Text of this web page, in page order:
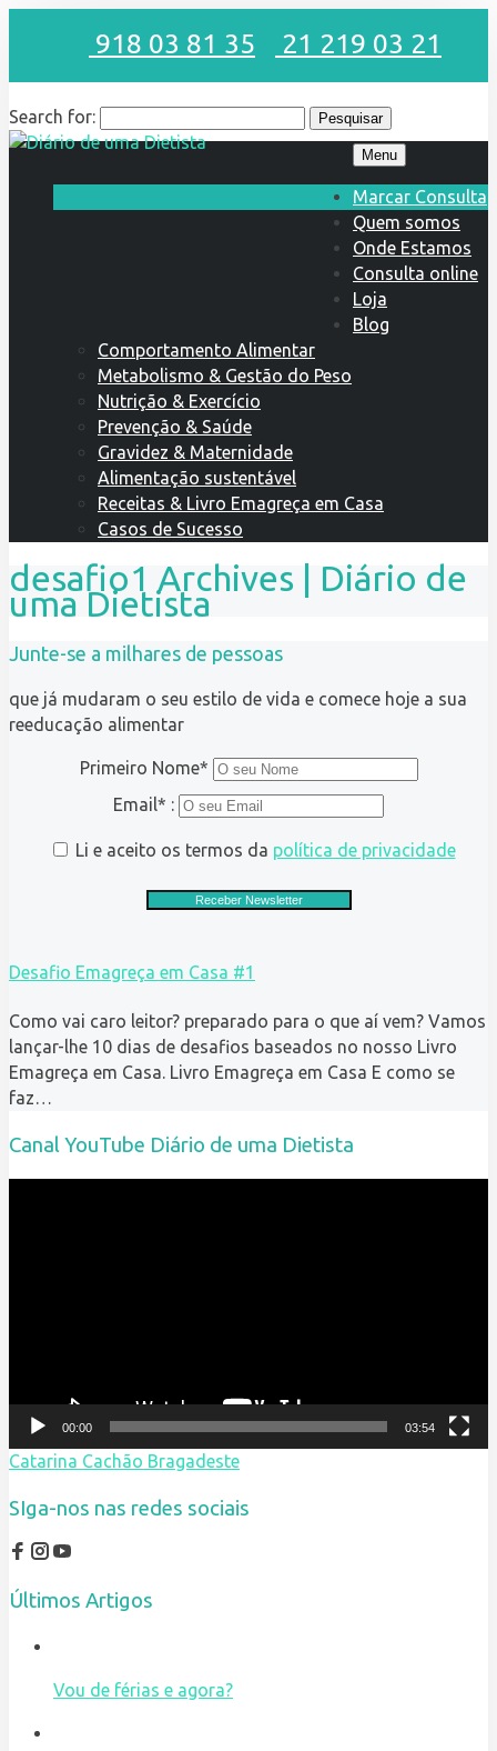
918 03 81 35 21 219 03 21
Search for:
Menu
Marcar Consulta
Quem somos
Onde Estamos
Consulta online
Loja
Blog
Comportamento Alimentar
Metabolismo & Gestão do Peso
Nutrição & Exercício
Prevenção & Saúde
Gravidez & Maternidade
Alimentação sustentável
Receitas & Livro Emagreça em Casa
Casos de Sucesso
desafio1 Archives | Diário de
uma Dietista
Junte-se a milhares de pessoas
que já mudaram o seu estilo de vida e comece hoje a sua
reeducação alimentar
Primeiro Nome*
Email* :
Li e aceito os termos da política de privacidade
Desafio Emagreça em Casa #1
Como vai caro leitor? preparado para o que aí vem? Vamos
lançar-lhe 10 dias de desafios baseados no nosso Livro
Emagreça em Casa. Livro Emagreça em Casa E como se
faz…
Canal YouTube Diário de uma Dietista
00:00 03:54
Catarina Cachão Bragadeste
SIga-nos nas redes sociais
Últimos Artigos
Vou de férias e agora?